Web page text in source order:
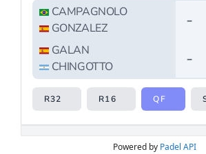
Powered by Padel API